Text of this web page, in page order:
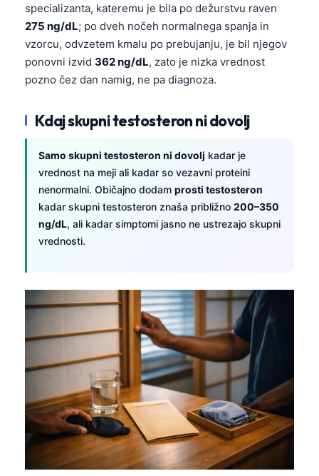
specializanta, kateremu je bila po dežurstvu raven
275 ng/dL; po dveh nočeh normalnega spanja in
vzorcu, odvzetem kmalu po prebujanju, je bil njegov
ponovni izvid 362 ng/dL, zato je nizka vrednost
pozno čez dan namig, ne pa diagnoza.
Kdaj skupni testosteron ni dovolj
Samo skupni testosteron ni dovolj kadar je
vrednost na meji ali kadar so vezavni proteini
nenormalni. Običajno dodam prosti testosteron
kadar skupni testosteron znaša približno 200–350
ng/dL, ali kadar simptomi jasno ne ustrezajo skupni
vrednosti.